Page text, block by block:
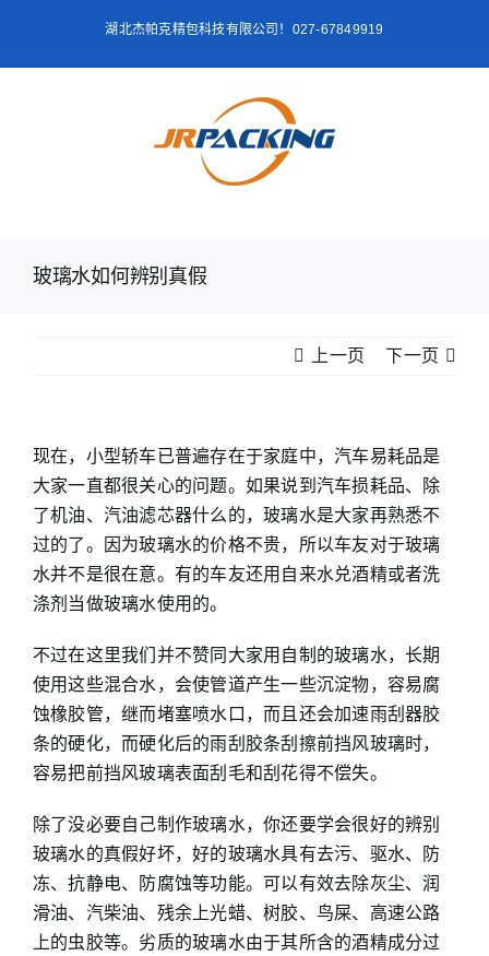
内
湖北杰帕克精包科技有限公司！027-67849919
玻璃水如何辨别真假
上一页 下一页
现在，小型轿车已普遍存在于家庭中，汽车易耗品是
大家一直都很关心的问题。如果说到汽车损耗品、除
了机油、汽油滤芯器什么的，玻璃水是大家再熟悉不
过的了。因为玻璃水的价格不贵，所以车友对于玻璃
水并不是很在意。有的车友还用自来水兑酒精或者洗
涤剂当做玻璃水使用的。
不过在这里我们并不赞同大家用自制的玻璃水，长期
使用这些混合水，会使管道产生一些沉淀物，容易腐
蚀橡胶管，继而堵塞喷水口，而且还会加速雨刮器胶
条的硬化，而硬化后的雨刮胶条刮擦前挡风玻璃时，
容易把前挡风玻璃表面刮毛和刮花得不偿失。
除了没必要自己制作玻璃水，你还要学会很好的辨别
玻璃水的真假好坏，好的玻璃水具有去污、驱水、防
冻、抗静电、防腐蚀等功能。可以有效去除灰尘、润
滑油、汽柴油、残余上光蜡、树胶、鸟屎、高速公路
上的虫胶等。劣质的玻璃水由于其所含的酒精成分过